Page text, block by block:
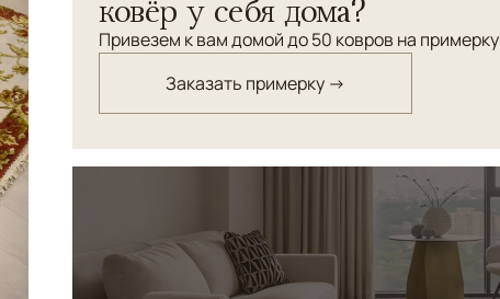
ковёр у себя дома?
Привезем к вам домой до 50 ковров на примерку
Заказать примерку →